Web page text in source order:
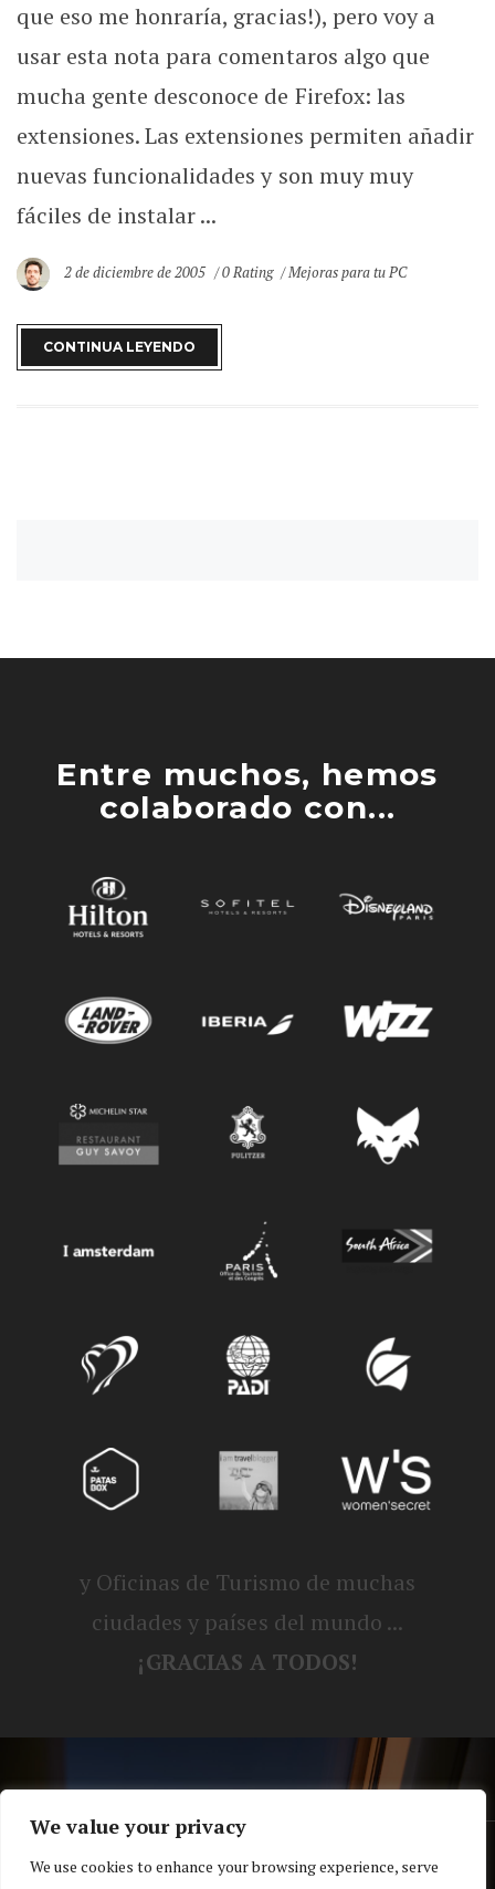
We value your privacy
We use cookies to enhance your browsing experience, serve
que eso me honraría, gracias!), pero voy a
usar esta nota para comentaros algo que
mucha gente desconoce de Firefox: las
extensiones. Las extensiones permiten añadir
nuevas funcionalidades y son muy muy
fáciles de instalar ...
2 de diciembre de 2005 0 Rating Mejoras para tu PC
CONTINUA LEYENDO
Entre muchos, hemos
colaborado con...
y Oficinas de Turismo de muchas
ciudades y países del mundo ...
¡GRACIAS A TODOS!
® Blog personal de Alex, Nerea, Turbo y